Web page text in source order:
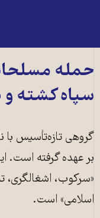
حمله
سپاه کشته
گروهی تازه‌تأسیس با
بر عهده گرفته است.
«سرکوب،
اسلامی» است.